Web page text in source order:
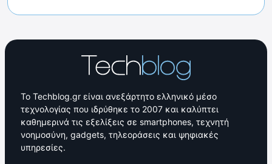
Το Techblog.gr είναι ανεξάρτητο ελληνικό μέσο
τεχνολογίας που ιδρύθηκε το 2007 και καλύπτει
καθημερινά τις εξελίξεις σε smartphones, τεχνητή
νοημοσύνη, gadgets, τηλεοράσεις και ψηφιακές
υπηρεσίες.